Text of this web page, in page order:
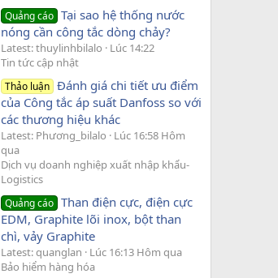
Quảng cáo Tại sao hệ thống nước
nóng cần công tắc dòng chảy?
Latest: thuylinhbilalo
Lúc 14:22
Tin tức cập nhật
Thảo luận Đánh giá chi tiết ưu điểm
của Công tắc áp suất Danfoss so với
các thương hiệu khác
Latest: Phương_bilalo
Lúc 16:58 Hôm
qua
Dịch vụ doanh nghiệp xuất nhập khẩu-
Logistics
Quảng cáo Than điện cực, điện cực
EDM, Graphite lõi inox, bột than
chì, vảy Graphite
Latest: quanglan
Lúc 16:13 Hôm qua
Bảo hiểm hàng hóa